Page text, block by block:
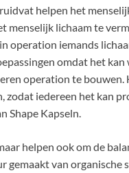
helpen het
menselijk lichaam te
operation iemands
omdat het
operation te bouwen.
iedereen het kan
Shape Kapseln.
helpen ook om de
gemaakt van organische